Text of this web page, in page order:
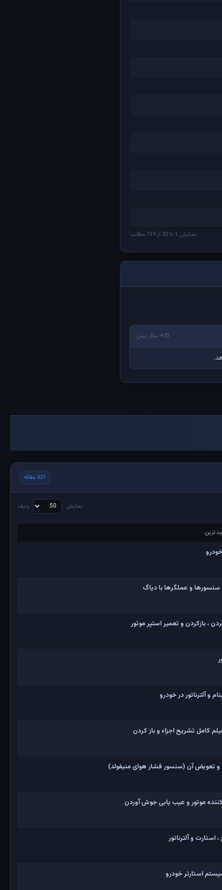
نمایش 1 تا 20 از 719 مطلب
4 سال پیش
621 مقاله
نمایش ردیف
سنسورها و عملگرها با دیاگ
، بازکردن و تعمیر استپر موتور
و آلترناتور در خودرو
تعویض آن (سنسور فشار هوای منیفولد)
موتور و عیب یابی جوش آوردن
و آلترناتور
استارتر خودرو